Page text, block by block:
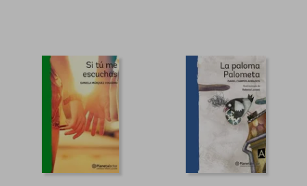
dcto. 23,09 € dcto.